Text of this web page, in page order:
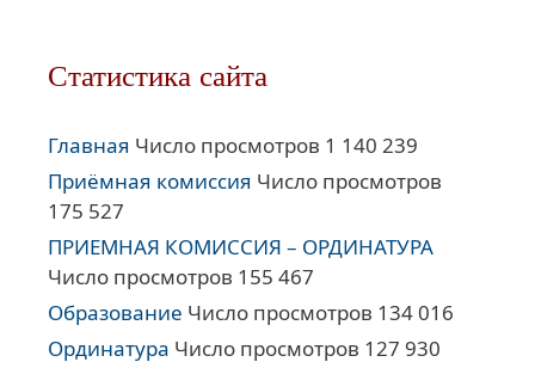
Статистика сайта
Главная Число просмотров 1 140 239
Приёмная комиссия Число просмотров
175 527
ПРИЕМНАЯ КОМИССИЯ – ОРДИНАТУРА
Число просмотров 155 467
Образование Число просмотров 134 016
Ординатура Число просмотров 127 930